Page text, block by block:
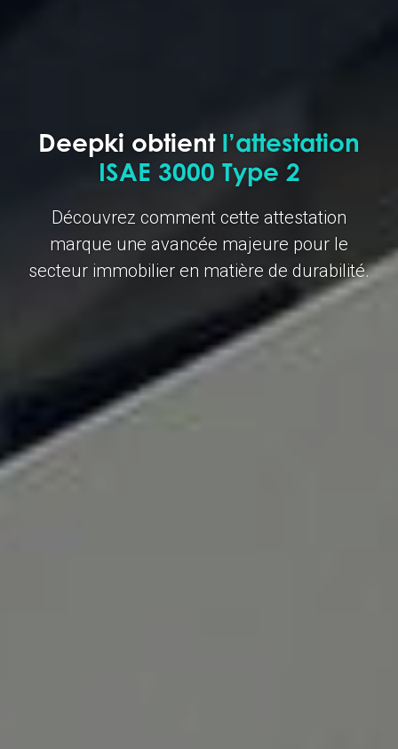
Deepki obtient l’attestation
ISAE 3000 Type 2
Découvrez comment cette attestation
marque une avancée majeure pour le
secteur immobilier en matière de durabilité.